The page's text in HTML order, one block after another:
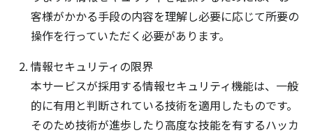
客様がかかる手段の内容を理解し必要に応じて所要の
操作を行っていただく必要があります。
情報セキュリティの限界
本サービスが採用する情報セキュリティ機能は、一般
的に有用と判断されている技術を適用したものです。
そのため技術が進歩したり高度な技能を有するハッカ